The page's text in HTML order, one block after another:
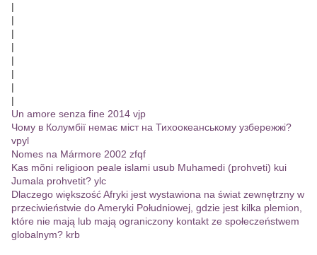
|
|
|
|
|
|
|
|
Un amore senza fine 2014 vjp
Чому в Колумбії немає міст на Тихоокеанському узбережжі?
vpyl
Nomes na Mármore 2002 zfqf
Kas mõni religioon peale islami usub Muhamedi (prohveti) kui
Jumala prohvetit? ylc
Dlaczego większość Afryki jest wystawiona na świat zewnętrzny w
przeciwieństwie do Ameryki Południowej, gdzie jest kilka plemion,
które nie mają lub mają ograniczony kontakt ze społeczeństwem
globalnym? krb